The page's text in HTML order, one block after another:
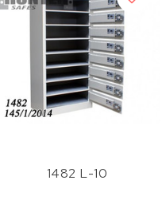
1482 L-10